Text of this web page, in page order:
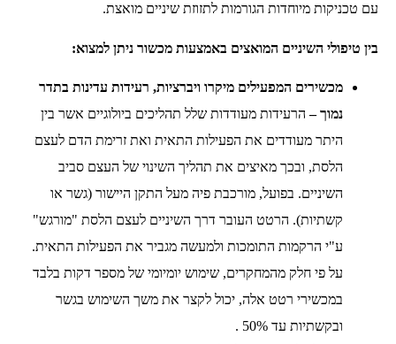
עם טכניקות מיוחדות הגורמות לתזוזת שיניים מואצת.
בין טיפולי השיניים המואצים באמצעות מכשור ניתן למצוא:
מכשירים המפעילים מיקרו ויברציות, רעידות עדינות בתדר
נמוך –הרעידות מעודדות שלל תהליכים ביולוגיים אשר בין
היתר מעודדים את הפעילות התאית ואת זרימת הדם לעצם
הלסת, ובכך מאיצים את תהליך השינוי של העצם סביב
השיניים. בפועל, מורכבת פיה מעל התקן היישור (גשר או
קשתיות). הרטט העובר דרך השיניים לעצם הלסת "מורגש"
ע"י הרקמות התומכות ולמעשה מגביר את הפעילות התאית.
על פי חלק מהמחקרים, שימוש יומיומי של מספר דקות בלבד
במכשירי רטט אלה, יכול לקצר את משך השימוש בגשר
ובקשתיות עד 50% .